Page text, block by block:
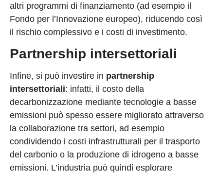
altri programmi di finanziamento (ad esempio il
Fondo per l’Innovazione europeo), riducendo così
il rischio complessivo e i costi di investimento.
Partnership intersettoriali
Infine, si può investire in partnership
intersettoriali: infatti, il costo della
decarbonizzazione mediante tecnologie a basse
emissioni può spesso essere migliorato attraverso
la collaborazione tra settori, ad esempio
condividendo i costi infrastrutturali per il trasporto
del carbonio o la produzione di idrogeno a basse
emissioni. L’industria può quindi esplorare